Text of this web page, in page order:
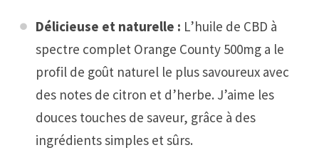
Délicieuse et naturelle : L’huile de CBD à
spectre complet Orange County 500mg a le
profil de goût naturel le plus savoureux avec
des notes de citron et d’herbe. J’aime les
douces touches de saveur, grâce à des
ingrédients simples et sûrs.